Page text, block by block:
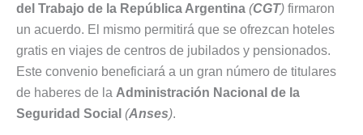
del Trabajo de la República Argentina (CGT) firmaron
un acuerdo. El mismo permitirá que se ofrezcan hoteles
gratis en viajes de centros de jubilados y pensionados.
Este convenio beneficiará a un gran número de titulares
de haberes de la Administración Nacional de la
Seguridad Social (Anses).